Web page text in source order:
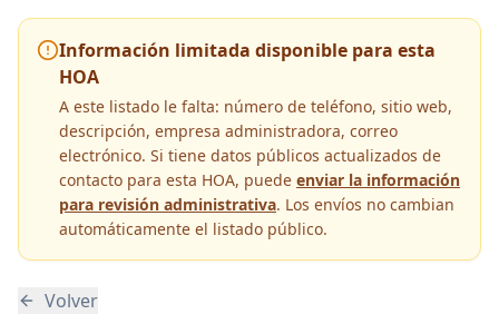
Información limitada disponible para esta
HOA
A este listado le falta: número de teléfono, sitio web,
descripción, empresa administradora, correo
electrónico. Si tiene datos públicos actualizados de
contacto para esta HOA, puede enviar la información
para revisión administrativa. Los envíos no cambian
automáticamente el listado público.
Volver